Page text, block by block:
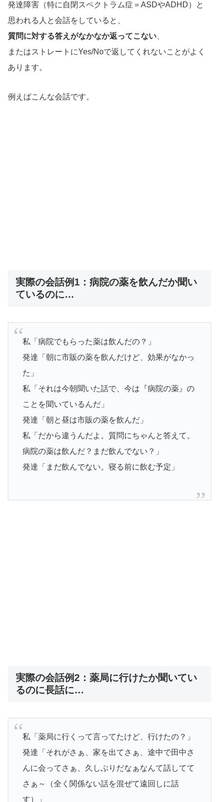
発達障害（特に自閉スペクトラム症＝ASDやADHD）と
思われる人と会話をしていると、
質問に対する答えがなかなか返ってこない
またはストレートにYes/Noで返してくれないことがよく
あります。
例えばこんな会話です。
実際の会話例1：病院の薬を飲んだか聞い
ているのに…
私「病院でもらった薬は飲んだの？」
発達「朝に市販の薬を飲んだけど、効果がなかっ
た」
私「それは今朝聞いた話で、今は『病院の薬』の
ことを聞いているんだ」
発達「朝と昼は市販の薬を飲んだ」
私「だから違うんだよ。質問にちゃんと答えて。
病院の薬は飲んだ？まだ飲んでない？」
発達「まだ飲んでない。寝る前に飲む予定」
実際の会話例2：薬局に行けたか聞いてい
るのに長話に…
私「薬局に行くって言ってたけど、行けたの？」
発達「それがさぁ、家を出てさぁ、途中で田中さ
んに会ってさぁ、久しぶりだなぁなんて話してて
さぁ～（全く関係ない話を混ぜて遠回しに話
す）」